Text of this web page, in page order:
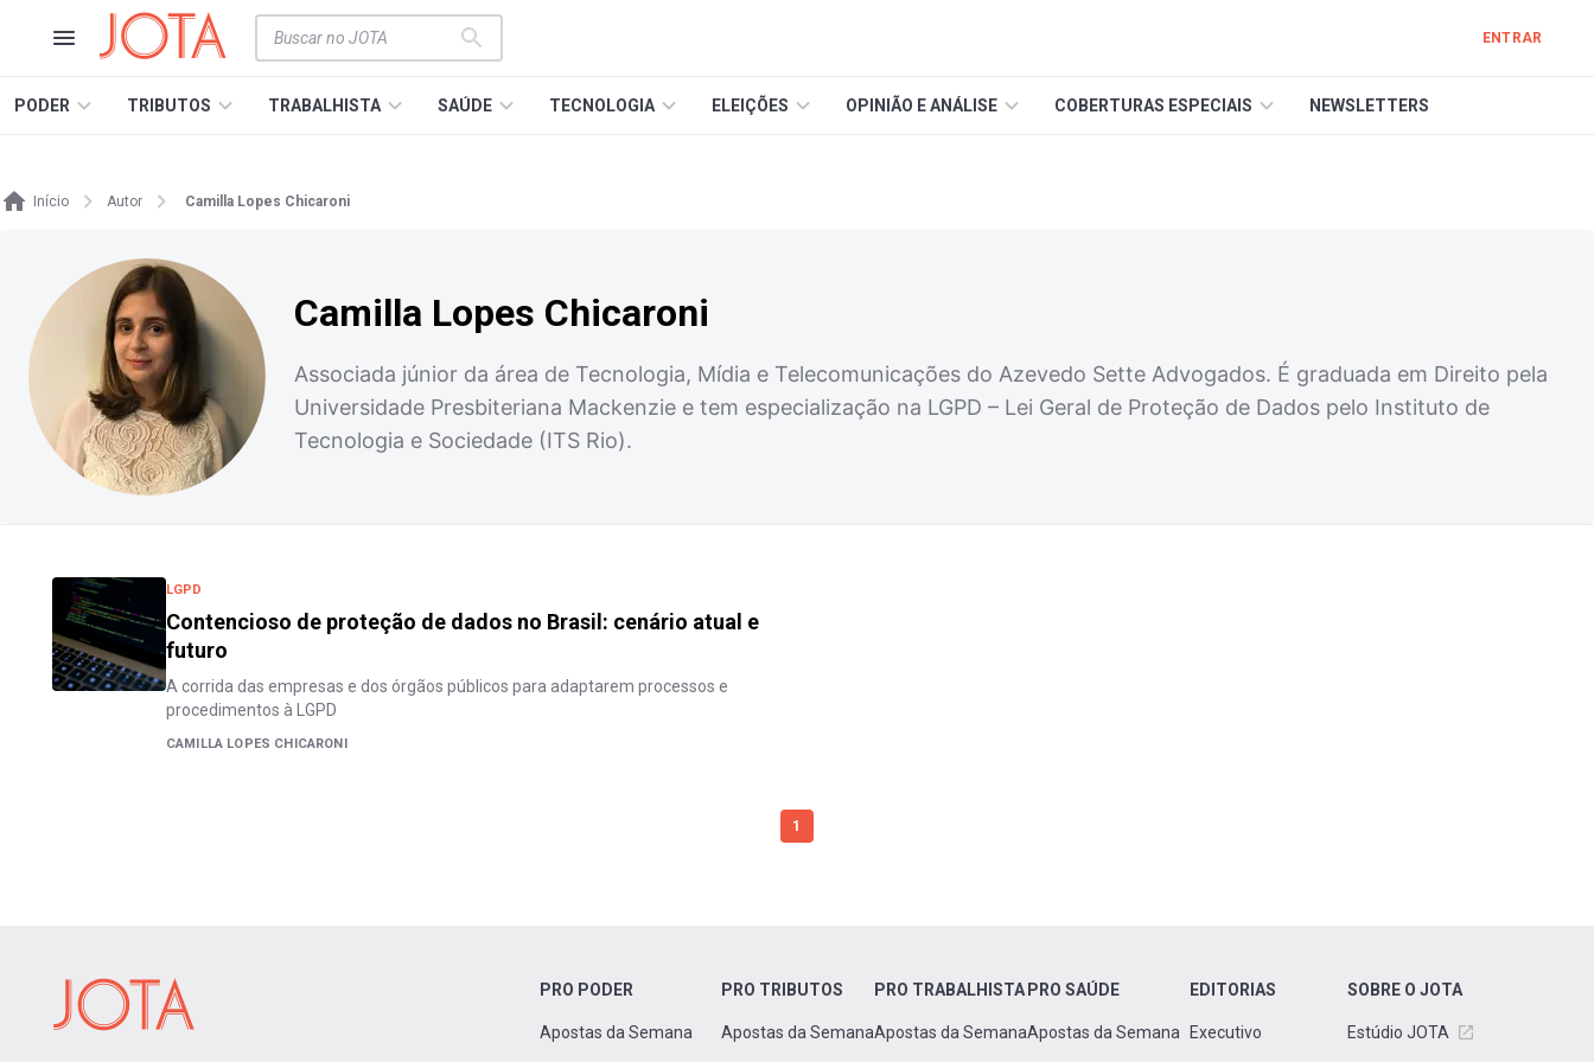
ENTRAR
PODER TRIBUTOS TRABALHISTA SAÚDE TECNOLOGIA ELEIÇÕES OPINIÃO E ANÁLISE COBERTURAS ESPECIAIS NEWSLETTERS
Início Autor Camilla Lopes Chicaroni
Camilla Lopes Chicaroni
Associada júnior da área de Tecnologia, Mídia e Telecomunicações do Azevedo Sette Advogados. É graduada em Direito pela
Universidade Presbiteriana Mackenzie e tem especialização na LGPD – Lei Geral de Proteção de Dados pelo Instituto de
Tecnologia e Sociedade (ITS Rio).
LGPD
Contencioso de proteção de dados no Brasil: cenário atual e
futuro
A corrida das empresas e dos órgãos públicos para adaptarem processos e
procedimentos à LGPD
CAMILLA LOPES CHICARONI
1
PRO PODER
Apostas da Semana
PRO TRIBUTOS
Apostas da Semana
PRO TRABALHISTA
Apostas da Semana
PRO SAÚDE
Apostas da Semana
EDITORIAS
Executivo
SOBRE O JOTA
Estúdio JOTA